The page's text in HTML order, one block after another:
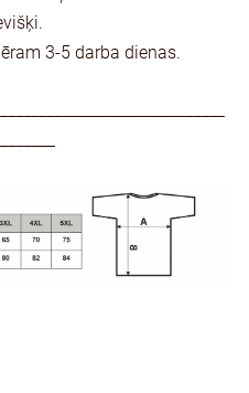
3-5 darba dienas.